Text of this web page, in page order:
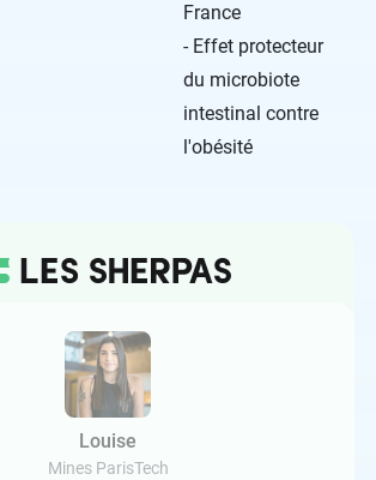
France
- Effet protecteur
du microbiote
intestinal contre
l'obésité
Louise
Mines ParisTech